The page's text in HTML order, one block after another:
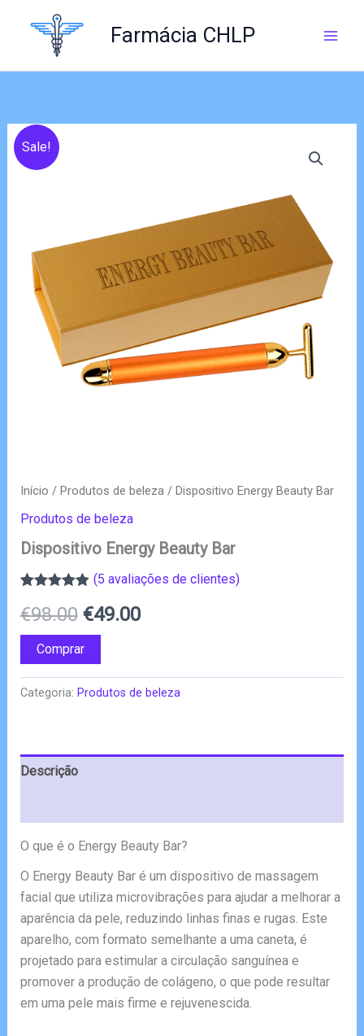
Farmácia CHLP
Sale!
Início / Produtos de beleza/ Dispositivo Energy Beauty Bar
Produtos de beleza
Dispositivo Energy Beauty Bar
com4.80em
5 com base
em
classificações
de clientes
(5 avaliações de clientes)
€98.00 O
preço
original
€49.00O
atual
Comprar
Categoria: Produtos de beleza
Descrição
O que é o Energy Beauty Bar?
O Energy Beauty Bar é um dispositivo de massagem
facial que utiliza microvibrações para ajudar a melhorar a
aparência da pele, reduzindo linhas finas e rugas. Este
aparelho, com formato semelhante a uma caneta, é
projetado para estimular a circulação sanguínea e
promover a produção de colágeno, o que pode resultar
em uma pele mais firme e rejuvenescida.